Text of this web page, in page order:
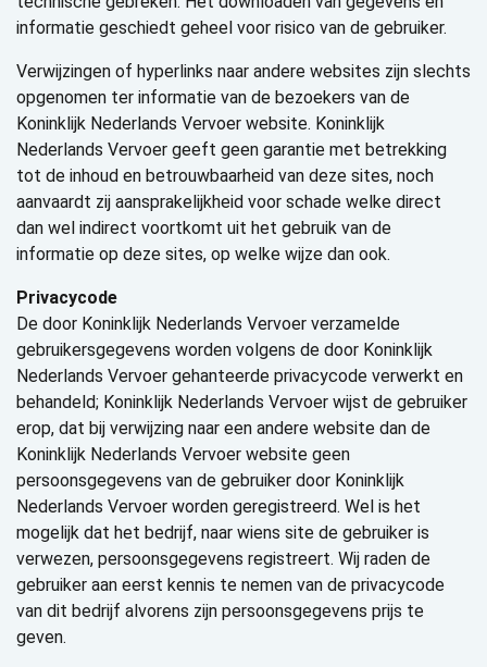
informatie geschiedt geheel voor risico van de gebruiker.
Verwijzingen of hyperlinks naar andere websites zijn slechts
opgenomen ter informatie van de bezoekers van de
Koninklijk Nederlands Vervoer website. Koninklijk
Nederlands Vervoer geeft geen garantie met betrekking
tot de inhoud en betrouwbaarheid van deze sites, noch
aanvaardt zij aansprakelijkheid voor schade welke direct
dan wel indirect voortkomt uit het gebruik van de
informatie op deze sites, op welke wijze dan ook.
Privacycode
De door Koninklijk Nederlands Vervoer verzamelde
gebruikersgegevens worden volgens de door Koninklijk
Nederlands Vervoer gehanteerde privacycode verwerkt en
behandeld; Koninklijk Nederlands Vervoer wijst de gebruiker
erop, dat bij verwijzing naar een andere website dan de
Koninklijk Nederlands Vervoer website geen
persoonsgegevens van de gebruiker door Koninklijk
Nederlands Vervoer worden geregistreerd. Wel is het
mogelijk dat het bedrijf, naar wiens site de gebruiker is
verwezen, persoonsgegevens registreert. Wij raden de
gebruiker aan eerst kennis te nemen van de privacycode
van dit bedrijf alvorens zijn persoonsgegevens prijs te
geven.